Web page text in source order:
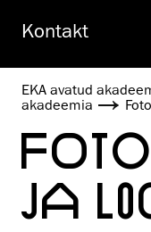
Kontakt
EKA avatud
akadeemia
JA